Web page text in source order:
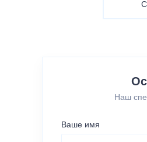
Наш
Ваше имя